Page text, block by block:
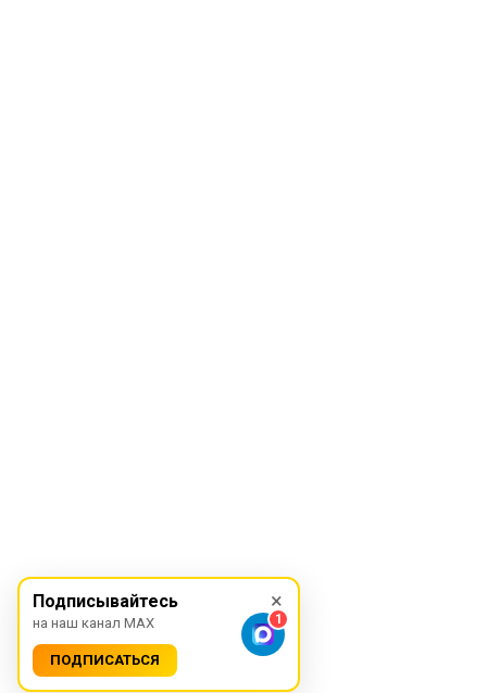
×
Подписывайтесь
на наш канал MAX
ПОДПИСАТЬСЯ
1